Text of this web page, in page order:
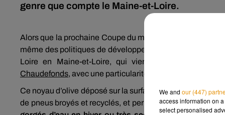
genre que compte le Maine-et-Loire.
Alors que la prochaine Coupe du monde de football au
même des politiques de développement durable à
Loire en Maine-et-Loire, qui vient d’inaugurer le
Chaudefonds, avec une particularité : il a été réalisé à
Ce noyau d’olive déposé sur la surface du terrain estune
de pneus broyés et recyclés, et permet delaisser au
We and our (447)
access information on
select personalised